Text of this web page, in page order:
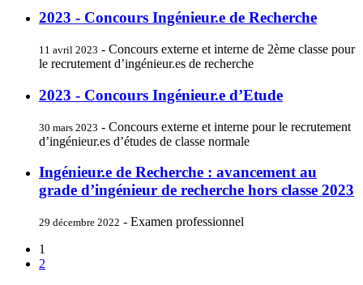
2023 - Concours Ingénieur.e de Recherche
11 avril 2023 - Concours externe et interne de 2ème classe pour
le recrutement d’ingénieur.es de recherche
2023 - Concours Ingénieur.e d’Etude
30 mars 2023 - Concours externe et interne pour le recrutement
d’ingénieur.es d’études de classe normale
Ingénieur.e de Recherche : avancement au
grade d’ingénieur de recherche hors classe 2023
29 décembre 2022 - Examen professionnel
1
2